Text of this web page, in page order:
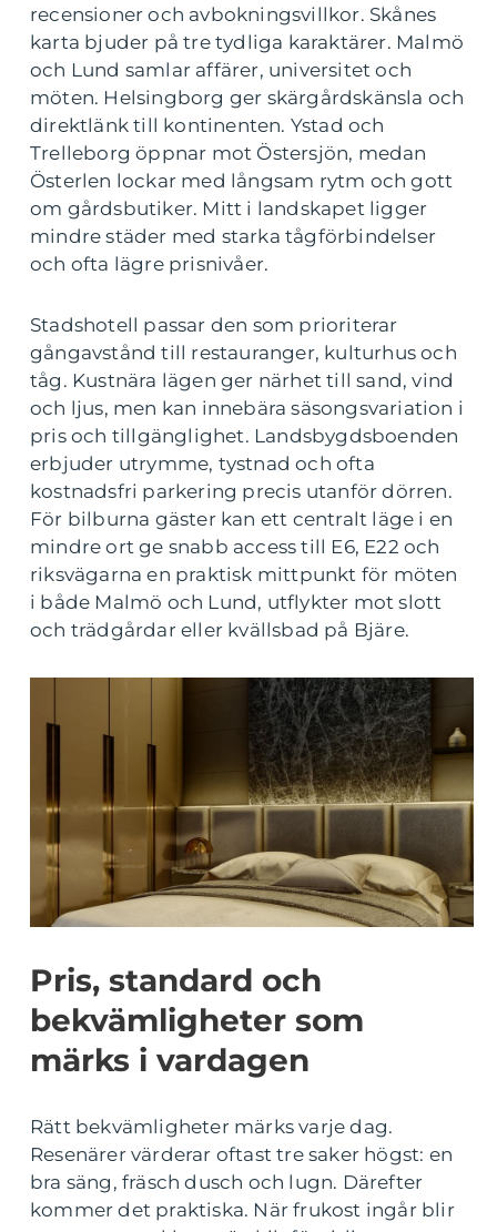
recensioner och avbokningsvillkor. Skånes
karta bjuder på tre tydliga karaktärer. Malmö
och Lund samlar affärer, universitet och
möten. Helsingborg ger skärgårdskänsla och
direktlänk till kontinenten. Ystad och
Trelleborg öppnar mot Östersjön, medan
Österlen lockar med långsam rytm och gott
om gårdsbutiker. Mitt i landskapet ligger
mindre städer med starka tågförbindelser
och ofta lägre prisnivåer.
Stadshotell passar den som prioriterar
gångavstånd till restauranger, kulturhus och
tåg. Kustnära lägen ger närhet till sand, vind
och ljus, men kan innebära säsongsvariation i
pris och tillgänglighet. Landsbygdsboenden
erbjuder utrymme, tystnad och ofta
kostnadsfri parkering precis utanför dörren.
För bilburna gäster kan ett centralt läge i en
mindre ort ge snabb access till E6, E22 och
riksvägarna en praktisk mittpunkt för möten
i både Malmö och Lund, utflykter mot slott
och trädgårdar eller kvällsbad på Bjäre.
Pris, standard och
bekvämligheter som
märks i vardagen
Rätt bekvämligheter märks varje dag.
Resenärer värderar oftast tre saker högst: en
bra säng, fräsch dusch och lugn. Därefter
kommer det praktiska. När frukost ingår blir